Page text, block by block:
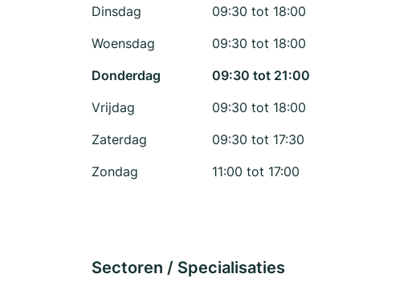
Dinsdag
09:30 tot 18:00
Woensdag
09:30 tot 18:00
Donderdag
09:30 tot 21:00
Vrijdag
09:30 tot 18:00
Zaterdag
09:30 tot 17:30
Zondag
11:00 tot 17:00
Sectoren / Specialisaties